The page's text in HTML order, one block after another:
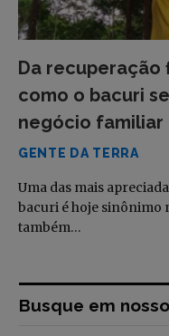
Da recuperação
como o bacuri
negócio familiar
GENTE DA TERRA
Uma das mais
bacuri é hoje sinônimo
também…
Busque em